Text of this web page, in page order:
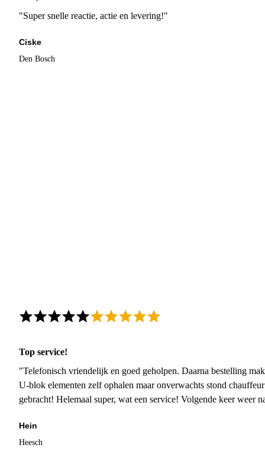
"Super snelle reactie, actie en levering!"
Ciske
Den Bosch
Top service!
"Telefonisch vriendelijk en goed geholpen. Daarna bestelling
U-blok elementen zelf ophalen maar onverwachts stond
gebracht! Helemaal super, wat een service! Volgende keer weer
Hein
Heesch